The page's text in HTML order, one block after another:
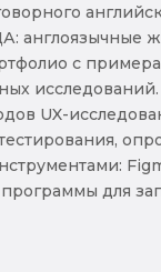
англоязычные
с
исследований.
UX-
для